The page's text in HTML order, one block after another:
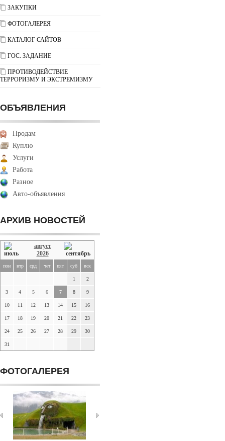
ЗАКУПКИ
ФОТОГАЛЕРЕЯ
КАТАЛОГ САЙТОВ
ГОС. ЗАДАНИЕ
ПРОТИВОДЕЙСТВИЕ
ТЕРРОРИЗМУ И ЭКСТРЕМИЗМУ
ОБЪЯВЛЕНИЯ
Продам
Куплю
Услуги
Работа
Разное
Авто-объявления
АРХИВ НОВОСТЕЙ
август
2026
пон втр срд чет пят суб вск
1 2
3 4 5 6 7 8 9
10 11 12 13 14 15 16
17 18 19 20 21 22 23
24 25 26 27 28 29 30
31
ФОТОГАЛЕРЕЯ